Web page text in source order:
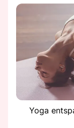
Yoga